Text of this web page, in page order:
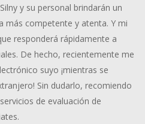
y su personal brindarán un
más competente y atenta. Y mi
responderá rápidamente a
De hecho, recientemente me
suyo ¡mientras se
Sin dudarlo, recomiendo
de evaluación de